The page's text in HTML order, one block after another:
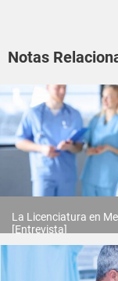
Notas
La Licenciatura en
[Entrevista]